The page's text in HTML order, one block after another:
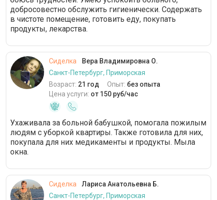
добросовестно обслужить гигиенически. Содержать
в чистоте помещение, готовить еду, покупать
продукты, лекарства.
Сиделка
Вера Владимировна О.
Санкт-Петербург, Приморская
Возраст: 21 год Опыт: без опыта
Цена услуги: от 150 руб/час
Ухаживала за больной бабушкой, помогала пожилым
людям с уборкой квартиры. Также готовила для них,
покупала для них медикаменты и продукты. Мыла
окна.
Сиделка
Лариса Анатольевна Б.
Санкт-Петербург, Приморская